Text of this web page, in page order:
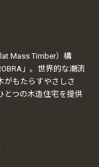
Mass Timber）構
」。世界的な潮流
がもたらすやさしさ
とつの木造住宅を提供